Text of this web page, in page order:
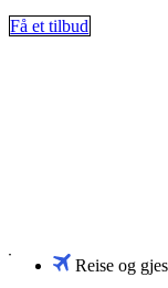
Få et tilbud
Reise og